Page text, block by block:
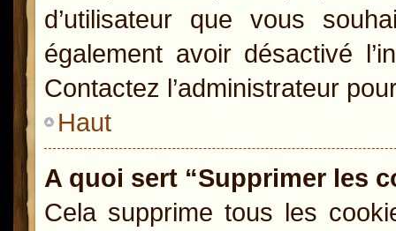
d’utilisateur que vous
également avoir désactivé
Contactez l’administrateur
Haut
A quoi sert “Supprimer les
Cela supprime tous les